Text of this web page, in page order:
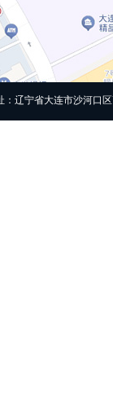
辽宁省大连市沙河口